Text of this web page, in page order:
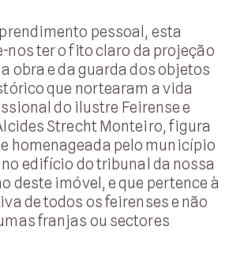
pessoal, esta
nos ter o fito claro da projeção
obra e da guarda dos objetos
que nortearam a vida
do ilustre Feirense e
Strecht Monteiro, figura
homenageada pelo município
edifício do tribunal da nossa
deste imóvel, e que pertence à
de todos os feirenses e não
franjas ou sectores